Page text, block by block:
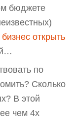
бюджете
бизнес открыть
по
Сколько
В этой
чем 4х